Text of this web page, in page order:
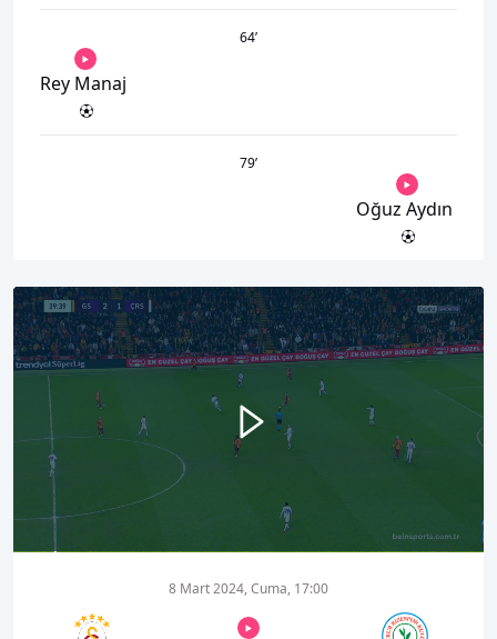
64’
Rey Manaj
79’
Oğuz Aydın
00:00
8 Mart 2024, Cuma, 17:00